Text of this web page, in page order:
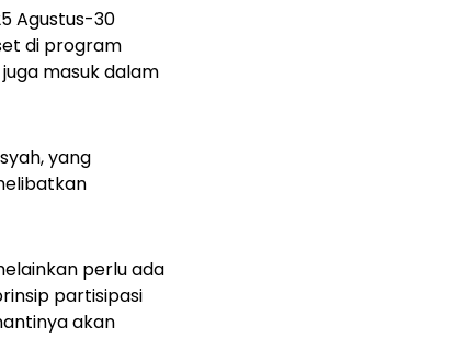
Agustus-30
di program
masuk dalam
yang
perlu ada
partisipasi
akan